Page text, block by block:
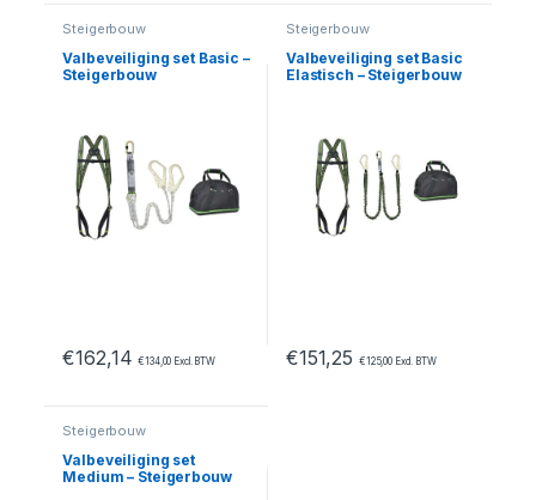
Steigerbouw
Valbeveiliging set Basic –
Steigerbouw
€162,14 €134,00 Excl. BTW
Steigerbouw
Valbeveiliging set Basic
Elastisch – Steigerbouw
€151,25 €125,00Excl. BTW
Steigerbouw
Valbeveiliging set
Medium – Steigerbouw